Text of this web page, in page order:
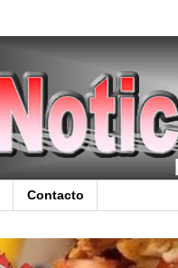
Contacto